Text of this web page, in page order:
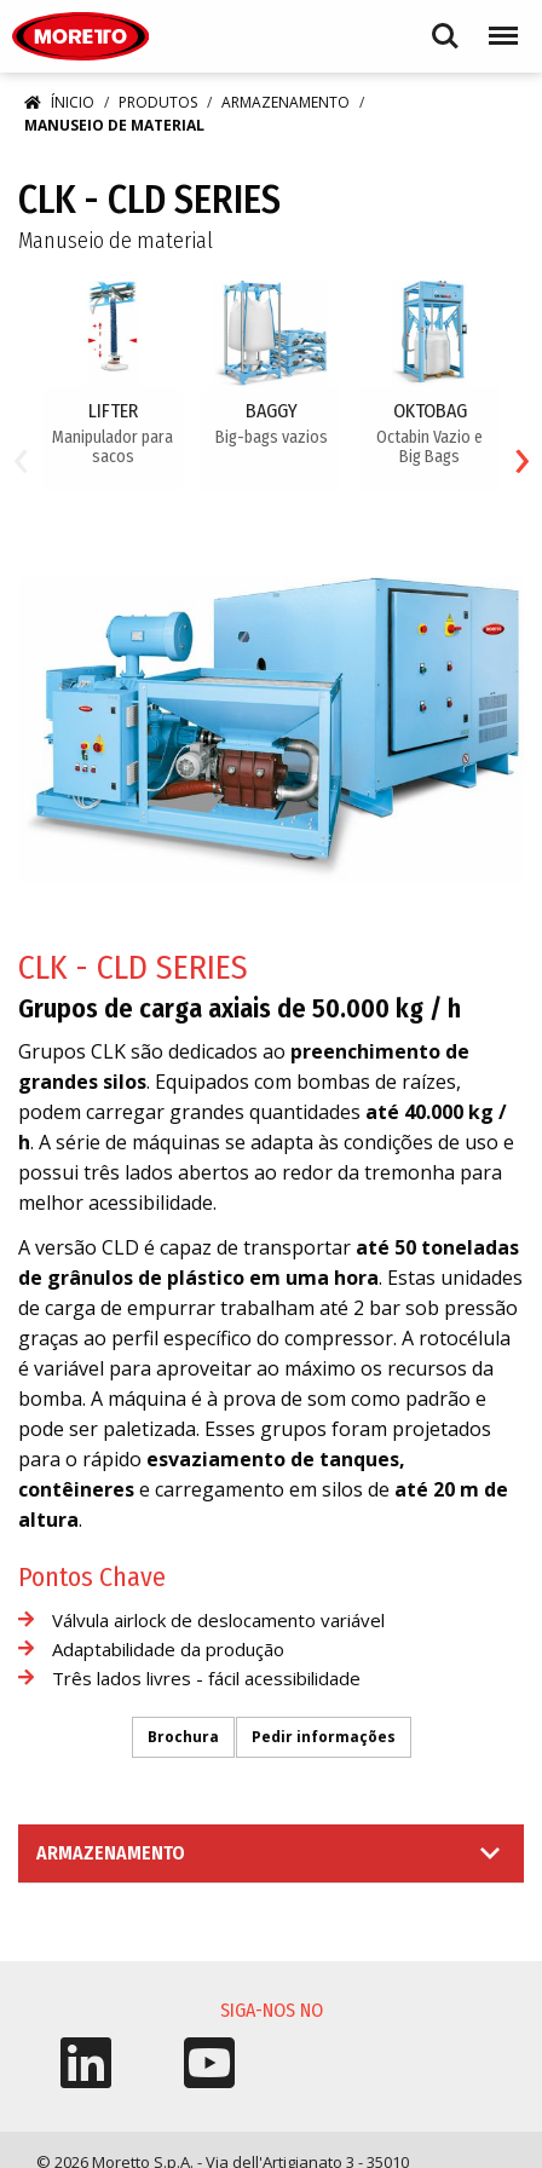
Search Menu
ÍNICIO PRODUTOS
ARMAZENAMENTO
MANUSEIO DE MATERIAL
CLK - CLD SERIES
Manuseio de material
LIFTER
Manipulador para
sacos
BAGGY
Big-bags vazios
OKTOBAG
Octabin Vazio e
Big Bags
›
CLK - CLD SERIES
Grupos de carga axiais de 50.000 kg / h
Grupos CLK são dedicados ao preenchimento de
grandes silos. Equipados com bombas de raízes,
podem carregar grandes quantidades até 40.000 kg /
h. A série de máquinas se adapta às condições de uso e
possui três lados abertos ao redor da tremonha para
melhor acessibilidade.
A versão CLD é capaz de transportar até 50 toneladas
de grânulos de plástico em uma hora. Estas unidades
de carga de empurrar trabalham até 2 bar sob pressão
graças ao perfil específico do compressor. A rotocélula
é variável para aproveitar ao máximo os recursos da
bomba. A máquina é à prova de som como padrão e
pode ser paletizada. Esses grupos foram projetados
para o rápido esvaziamento de tanques,
contêinerese carregamento em silos de até 20 m de
altura.
Pontos Chave
Válvula airlock de deslocamento variável
Adaptabilidade da produção
Três lados livres - fácil acessibilidade
Brochura Pedir informações
ARMAZENAMENTO
SIGA-NOS NO
© 2026 Moretto S.p.A. - Via dell'Artigianato 3 - 35010